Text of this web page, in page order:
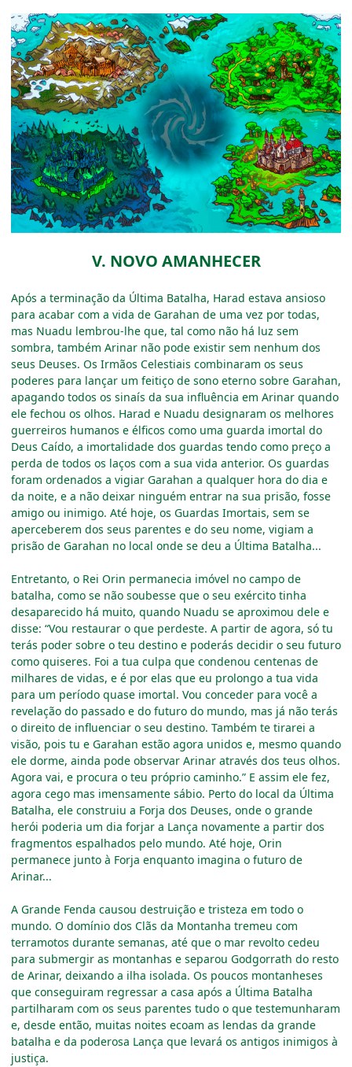
V. NOVO AMANHECER
Após a terminação da Última Batalha, Harad estava ansioso
para acabar com a vida de Garahan de uma vez por todas,
mas Nuadu lembrou-lhe que, tal como não há luz sem
sombra, também Arinar não pode existir sem nenhum dos
seus Deuses. Os Irmãos Celestiais combinaram os seus
poderes para lançar um feitiço de sono eterno sobre Garahan,
apagando todos os sinaís da sua influência em Arinar quando
ele fechou os olhos. Harad e Nuadu designaram os melhores
guerreiros humanos e élficos como uma guarda imortal do
Deus Caído, a imortalidade dos guardas tendo como preço a
perda de todos os laços com a sua vida anterior. Os guardas
foram ordenados a vigiar Garahan a qualquer hora do dia e
da noite, e a não deixar ninguém entrar na sua prisão, fosse
amigo ou inimigo. Até hoje, os Guardas Imortais, sem se
aperceberem dos seus parentes e do seu nome, vigiam a
prisão de Garahan no local onde se deu a Última Batalha...
Entretanto, o Rei Orin permanecia imóvel no campo de
batalha, como se não soubesse que o seu exército tinha
desaparecido há muito, quando Nuadu se aproximou dele e
disse: “Vou restaurar o que perdeste. A partir de agora, só tu
terás poder sobre o teu destino e poderás decidir o seu futuro
como quiseres. Foi a tua culpa que condenou centenas de
milhares de vidas, e é por elas que eu prolongo a tua vida
para um período quase imortal. Vou conceder para você a
revelação do passado e do futuro do mundo, mas já não terás
o direito de influenciar o seu destino. Também te tirarei a
visão, pois tu e Garahan estão agora unidos e, mesmo quando
ele dorme, ainda pode observar Arinar através dos teus olhos.
Agora vai, e procura o teu próprio caminho.” E assim ele fez,
agora cego mas imensamente sábio. Perto do local da Última
Batalha, ele construiu a Forja dos Deuses, onde o grande
herói poderia um dia forjar a Lança novamente a partir dos
fragmentos espalhados pelo mundo. Até hoje, Orin
permanece junto à Forja enquanto imagina o futuro de
Arinar...
A Grande Fenda causou destruição e tristeza em todo o
mundo. O domínio dos Clãs da Montanha tremeu com
terramotos durante semanas, até que o mar revolto cedeu
para submergir as montanhas e separou Godgorrath do resto
de Arinar, deixando a ilha isolada. Os poucos montanheses
que conseguiram regressar a casa após a Última Batalha
partilharam com os seus parentes tudo o que testemunharam
e, desde então, muitas noites ecoam as lendas da grande
batalha e da poderosa Lança que levará os antigos inimigos à
justiça.